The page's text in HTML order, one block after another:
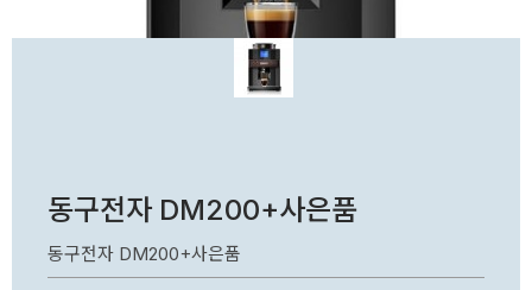
동구전자 DM200+사은품
동구전자 DM200+사은품